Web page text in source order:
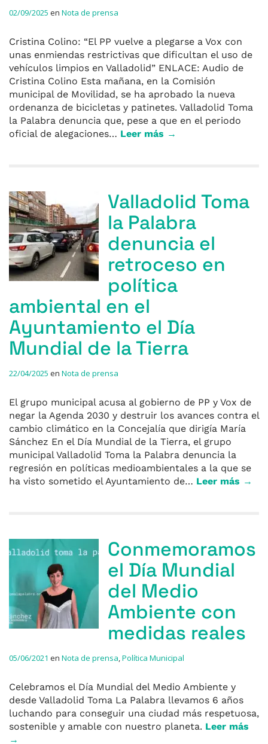
02/09/2025 en Nota de prensa
Cristina Colino: “El PP vuelve a plegarse a Vox con
unas enmiendas restrictivas que dificultan el uso de
vehículos limpios en Valladolid” ENLACE: Audio de
Cristina Colino Esta mañana, en la Comisión
municipal de Movilidad, se ha aprobado la nueva
ordenanza de bicicletas y patinetes. Valladolid Toma
la Palabra denuncia que, pese a que en el periodo
oficial de alegaciones… Leer más →
Valladolid Toma
la Palabra
denuncia el
retroceso en
política
ambiental en el
Ayuntamiento el Día
Mundial de la Tierra
22/04/2025 en Nota de prensa
El grupo municipal acusa al gobierno de PP y Vox de
negar la Agenda 2030 y destruir los avances contra el
cambio climático en la Concejalía que dirigía María
Sánchez En el Día Mundial de la Tierra, el grupo
municipal Valladolid Toma la Palabra denuncia la
regresión en políticas medioambientales a la que se
ha visto sometido el Ayuntamiento de… Leer más →
Conmemoramos
el Día Mundial
del Medio
Ambiente con
medidas reales
05/06/2021 en Nota de prensa,Política Municipal
Celebramos el Día Mundial del Medio Ambiente y
desde Valladolid Toma La Palabra llevamos 6 años
luchando para conseguir una ciudad más respetuosa,
sostenible y amable con nuestro planeta. Leer más
→